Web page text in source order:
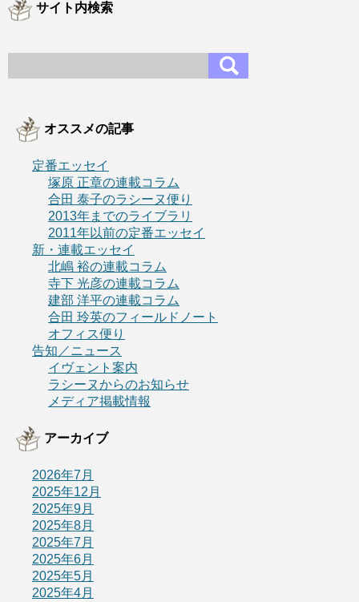
サイト内検索
オススメの記事
定番エッセイ
塚原 正章の連載コラム
合田 泰子のラシーヌ便り
2013年までのライブラリ
2011年以前の定番エッセイ
新・連載エッセイ
北嶋 裕の連載コラム
寺下 光彦の連載コラム
建部 洋平の連載コラム
合田 玲英のフィールドノート
オフィス便り
告知／ニュース
イヴェント案内
ラシーヌからのお知らせ
メディア掲載情報
アーカイブ
2026年7月
2025年12月
2025年9月
2025年8月
2025年7月
2025年6月
2025年5月
2025年4月